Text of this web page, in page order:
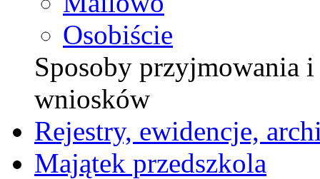
Osobiście
Sposoby przyjmowania i
wniosków
Rejestry, ewidencje,
Majątek przedszkola